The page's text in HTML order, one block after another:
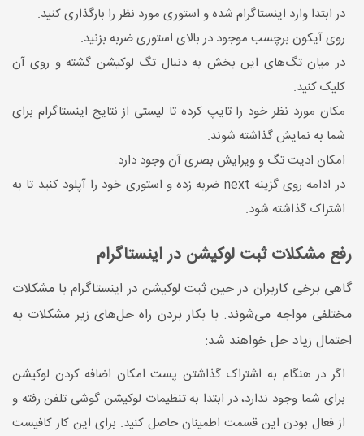
در ابتدا وارد اینستاگرام شده و استوری مورد نظر را بارگذاری کنید.
روی آیکون برچسب موجود در بالای استوری ضربه بزنید.
در میان تگ‌های این بخش به دنبال تگ لوکیشن گشته و روی آن
کلیک کنید.
مکان مورد نظر خود را تایپ کرده تا لیستی از نتایج اینستاگرام برای
شما به نمایش گذاشته شوند.
امکان ادیت تگ و ویرایش بصری آن وجود دارد.
در ادامه روی گزینه next ضربه زده و استوری خود را آپلود کنید تا به
اشتراک گذاشته شود.
رفع مشکلات ثبت لوکیشن در اینستاگرام
گاهی برخی کاربران در حین ثبت لوکیشن در اینستاگرام با مشکلات
مختلفی مواجه می‌شوند. با بکار بردن راه حل‌های زیر مشکلات به
احتمال زیاد حل خواهند شد:
اگر در هنگام به اشتراک گذاشتن پست امکان اضافه کردن لوکیشن
برای شما وجود ندارد، در ابتدا به تنظیمات لوکیشن گوشی تلفن رفته و
از فعال بودن این قسمت اطمینان حاصل کنید. برای این کار کافیست